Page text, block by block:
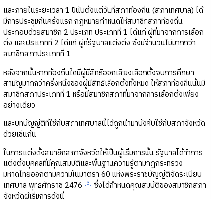
และภายในระยะเวลา 1 ปีนับตั้งแต่วันที่สภาท้องถิ่น (สภาเทศบาล) ได้
มีการประชุมกันครั้งแรก กฎหมายกำหนดให้สมาชิกสภาท้องถิ่น
ประกอบด้วยสมาชิก 2 ประเภท ประเภทที่ 1 ได้แก่ ผู้ที่มาจากการเลือก
ตั้ง และประเภทที่ 2 ได้แก่ ผู้ที่รัฐบาลแต่งตั้ง ซึ่งมีจำนวนไม่มากกว่า
สมาชิกสภาประเภทที่ 1
หลังจากนั้นหากท้องถิ่นใดมีผู้มีสิทธิออกเสียงเลือกตั้งจบการศึกษา
สามัญมากกว่าครึ่งหนึ่งของผู้มีสิทธิเลือกตั้งทั้งหมด ให้สภาท้องถิ่นนั้นมี
สมาชิกสภาประเภทที่ 1 หรือมีสมาชิกสภาที่มาจากการเลือกตั้งเพียง
อย่างเดียว
และบทบัญญัติที่ใช้กับสภาเทศบาลนี้ได้ถูกนำมาบังคับใช้กับสภาจังหวัด
ด้วยเช่นกัน
ในการแต่งตั้งสมาชิกสภาจังหวัดให้เป็นผู้เริ่มการนั้น รัฐบาลได้ทำการ
แต่งตั้งบุคคลที่มีคุณสมบัติและพื้นฐานความรู้ตามกฎกระทรวง
มหาดไทยออกตามความในมาตรา 60 แห่งพระราชบัญญัติจัดระเบียบ
เทศบาล พุทธศักราช 2476 [3] ซึ่งได้กำหนดคุณสมบัติของสมาชิกสภา
จังหวัดผู้เริ่มการดังนี้